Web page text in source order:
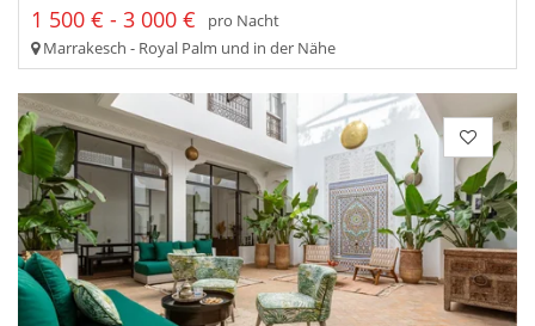
1 500 € - 3 000 €
pro Nacht
Marrakesch - Royal Palm und in der Nähe